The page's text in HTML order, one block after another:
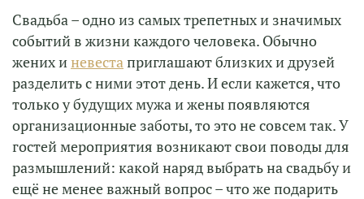
Свадьба – одно из самых трепетных и значимых
событий в жизни каждого человека. Обычно
жених иневестаприглашают близких и друзей
разделить с ними этот день. И если кажется, что
только у будущих мужа и жены появляются
организационные заботы, то это не совсем так. У
гостей мероприятия возникают свои поводы для
размышлений: какой наряд выбрать на свадьбу и
ещё не менее важный вопрос – что же подарить